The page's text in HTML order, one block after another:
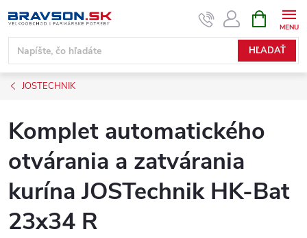
na
obsah
HĽADAŤ
KOŠÍK
JOSTECHNIK
Komplet automatického
otvárania a zatvárania
kurína JOSTechnik HK-Bat
23x34 R